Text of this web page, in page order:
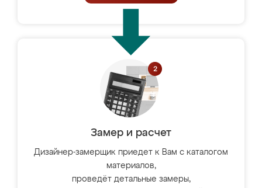
Замер и расчет
Дизайнер-замерщик приедет к Вам с каталогом
материалов,
проведёт детальные замеры,